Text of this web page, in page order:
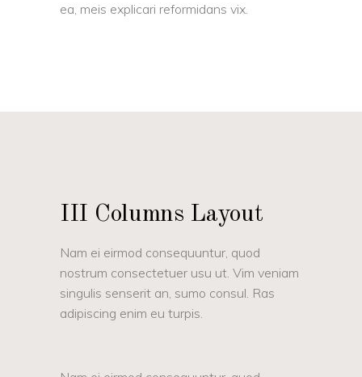
ea, meis explicari reformidans vix.
III Columns Layout
Nam ei eirmod consequuntur, quod
nostrum consectetuer usu ut. Vim veniam
singulis senserit an, sumo consul. Ras
adipiscing enim eu turpis.